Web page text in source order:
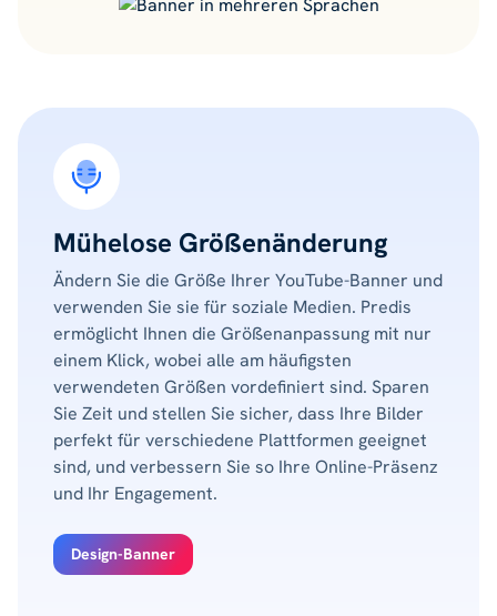
Mühelose Größenänderung
Ändern Sie die Größe Ihrer YouTube-Banner und
verwenden Sie sie für soziale Medien. Predis
ermöglicht Ihnen die Größenanpassung mit nur
einem Klick, wobei alle am häufigsten
verwendeten Größen vordefiniert sind. Sparen
Sie Zeit und stellen Sie sicher, dass Ihre Bilder
perfekt für verschiedene Plattformen geeignet
sind, und verbessern Sie so Ihre Online-Präsenz
und Ihr Engagement.
Design-Banner